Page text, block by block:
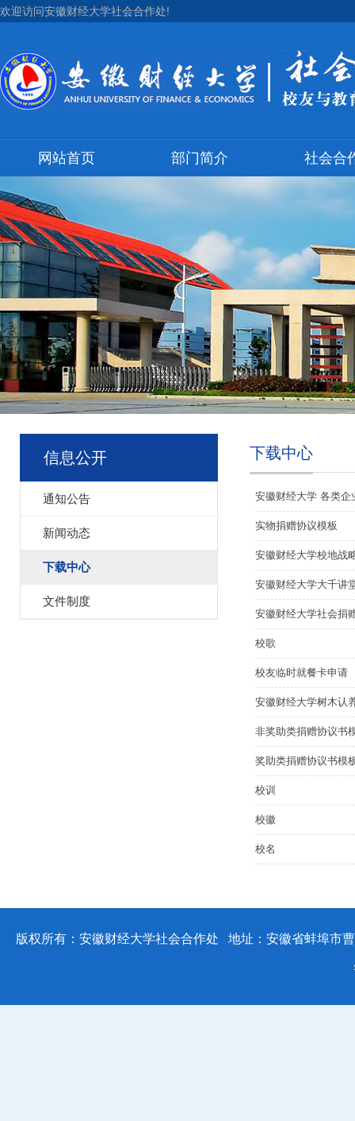
欢迎访问安徽财经大学社会合作处!
网站首页 部门简介 社会合
信息公开
通知公告
新闻动态
下载中心
文件制度
下载中心
安徽财经大学 各类企
实物捐赠协议模板
安徽财经大学校地战
安徽财经大学大千讲
安徽财经大学社会捐
校歌
校友临时就餐卡申请
安徽财经大学树木认
非奖助类捐赠协议书
奖助类捐赠协议书模
校训
校徽
校名
版权所有：安徽财经大学社会合作处 地址：安徽省蚌埠市